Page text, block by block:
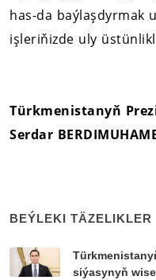
has-da baýlaşdyrmak
işleriňizde uly
Türkmenistanyň
Serdar
BEÝLEKI TÄZELIKLER
si­ýa­sy­nyň